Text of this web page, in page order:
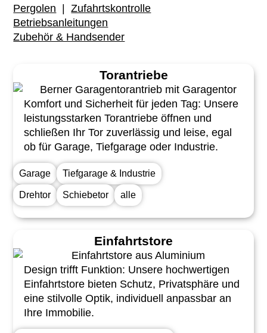
Pergolen |Zufahrtskontrolle
Betriebsanleitungen
Zubehör & Handsender
Torantriebe
Komfort und Sicherheit für jeden Tag: Unsere
leistungsstarken Torantriebe öffnen und
schließen Ihr Tor zuverlässig und leise, egal
ob für Garage, Tiefgarage oder Industrie.
Garage Tiefgarage & Industrie
Drehtor Schiebetor alle
Einfahrtstore
Design trifft Funktion: Unsere hochwertigen
Einfahrtstore bieten Schutz, Privatsphäre und
eine stilvolle Optik, individuell anpassbar an
Ihre Immobilie.